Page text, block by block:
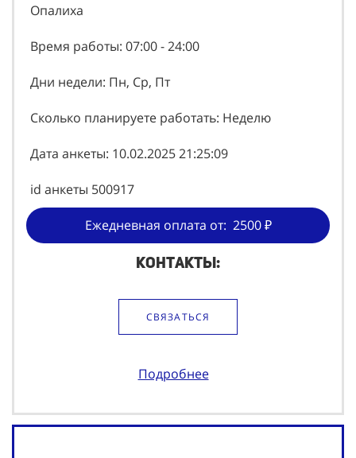
Опалиха
Время работы: 07:00 - 24:00
Дни недели: Пн, Ср, Пт
Сколько планируете работать: Неделю
Дата анкеты: 10.02.2025 21:25:09
id анкеты 500917
Ежедневная оплата от: 2500 ₽
Контакты:
СВЯЗАТЬСЯ
Подробнее